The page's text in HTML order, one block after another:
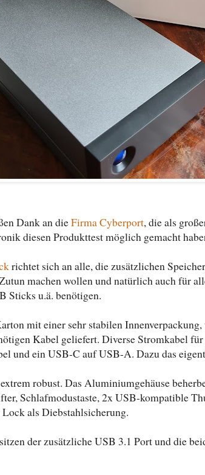
Dank an dieFirma Cyberport, die als
diesen Produkttest möglich gemacht
richtet sich an alle, die zusätzlichen
machen wollen und natürlich auch für
Sticks u.ä. benötigen.
mit einer sehr stabilen
Kabel geliefert. Diverse Stromkabel
und ein USB-C auf USB-A. Dazu das
robust. Das Aluminiumgehäuse
Schlafmodustaste, 2x USB-kompatible
als Diebstahlsicherung.
der zusätzliche USB 3.1 Port und die